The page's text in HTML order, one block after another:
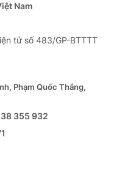
Nam
tử số 483/GP-BTTTT
Phạm Quốc Thắng,
355 932